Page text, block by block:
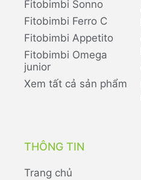
Fitobimbi Sonno
Fitobimbi Ferro C
Fitobimbi Appetito
Fitobimbi Omega
junior
Xem tất cả sản phẩm
THÔNG TIN
Trang chủ